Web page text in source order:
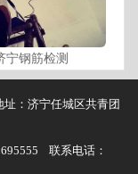
宁钢筋检测
：济宁任城区共青团
联系电话：